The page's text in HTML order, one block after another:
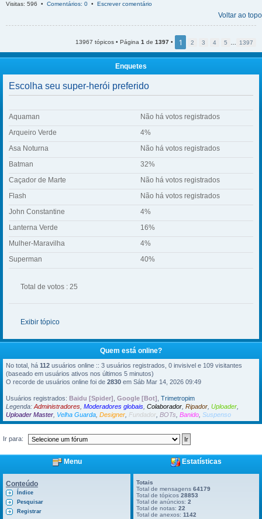
Visitas: 596 • Comentários: 0 • Escrever comentário
Voltar ao topo
13967 tópicos • Página 1 de 1397 • 1 2 3 4 5 1397
Enquetes
Escolha seu super-herói preferido
Aquaman
Não há votos registrados
Arqueiro Verde
4%
Asa Noturna
Não há votos registrados
Batman
32%
Caçador de Marte
Não há votos registrados
Flash
Não há votos registrados
John Constantine
4%
Lanterna Verde
16%
Mulher-Maravilha
4%
Superman
40%
Total de votos : 25
Exibir tópico
Quem está online?
No total, há 112 usuários online :: 3 usuários registrados, 0 invisivel e 109 visitantes
(baseado em usuários ativos nos últimos 5 minutos)
O recorde de usuários online foi de 2830 em Sáb Mar 14, 2026 09:49
Usuários registrados: Baidu [Spider] Google [Bot]
Trimetropim
Legenda: Administradores Moderadores globais Colaborador Ripador Uploader
Uploader Master Velha Guarda Designer Fundador BOTs Banido Suspenso
Ir para:
Menu
Conteúdo
Índice
Pesquisar
Registrar
Estatísticas
Totais
Total de mensagens64179
Total de tópicos28853
Total de anúncios:2
Total de notas:22
Total de anexos:1142